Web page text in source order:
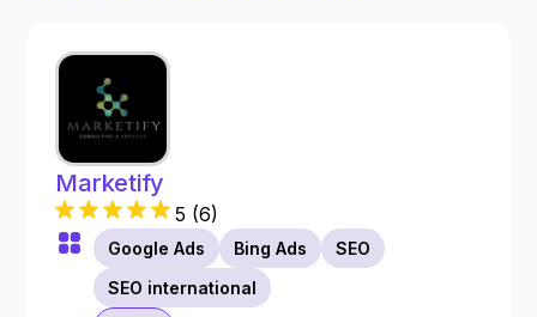
Marketify
5 (6)
Google Ads Bing Ads
SEO
SEO international